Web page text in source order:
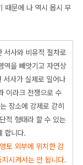
때문에 나 역시 몹시 무
서사와 비유적 절차로
역을 빼앗기고 자연상
서사가 실제로 일어나
이라크 전쟁으로 수
장소에 강제로 갇히
적 형태라 할 수 있는
합니다.
토 외부에 위치한 감
시켜서는 안 됩니다.